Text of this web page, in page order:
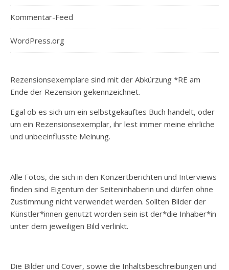
Kommentar-Feed
WordPress.org
Rezensionsexemplare sind mit der Abkürzung *RE am
Ende der Rezension gekennzeichnet.
Egal ob es sich um ein selbstgekauftes Buch handelt, oder
um ein Rezensionsexemplar, ihr lest immer meine ehrliche
und unbeeinflusste Meinung.
Alle Fotos, die sich in den Konzertberichten und Interviews
finden sind Eigentum der Seiteninhaberin und dürfen ohne
Zustimmung nicht verwendet werden. Sollten Bilder der
Künstler*innen genutzt worden sein ist der*die Inhaber*in
unter dem jeweiligen Bild verlinkt.
Die Bilder und Cover, sowie die Inhaltsbeschreibungen und